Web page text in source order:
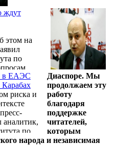
ждут
этом на
по
в ЕАЭС
риска и
аналитик,
по
Диаспоре. Мы
продолжаем эту
работу
благодаря
поддержке
читателей,
которым
народа и независимая